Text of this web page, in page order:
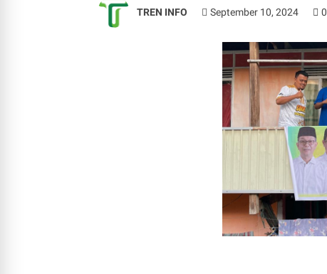
TREN INFO September 10, 2024 0